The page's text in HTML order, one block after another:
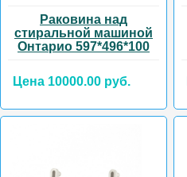
Раковина над
стиральной машиной
Онтарио 597*496*100
Цена 10000.00 руб.